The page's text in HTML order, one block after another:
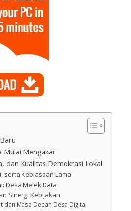
Mulai Mengakar
dan Kualitas Demokrasi Lokal
serta Kebiasaan Lama
Desa Melek Data
Sinergi Kebijakan
dan Masa Depan Desa Digital